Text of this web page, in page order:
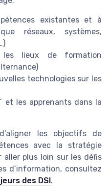
existantes et à
réseaux, systèmes,
les lieux de formation
technologies sur les
et les apprenants dans la
les objectifs de
avec la stratégie
aller plus loin sur les défis
d’information, consultez
des DSI .